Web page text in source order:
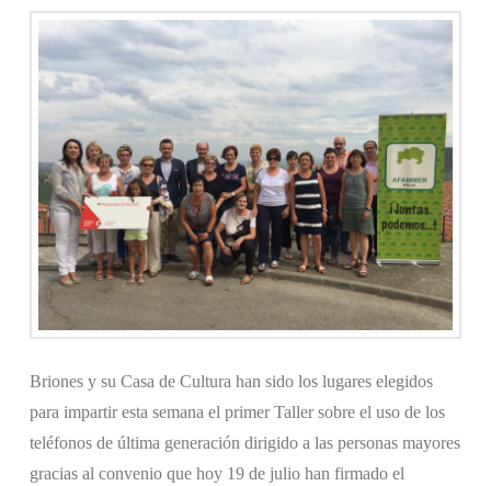
Briones y su Casa de Cultura han sido los lugares elegidos
para impartir esta semana el primer Taller sobre el uso de los
teléfonos de última generación dirigido a las personas mayores
gracias al convenio que hoy 19 de julio han firmado el